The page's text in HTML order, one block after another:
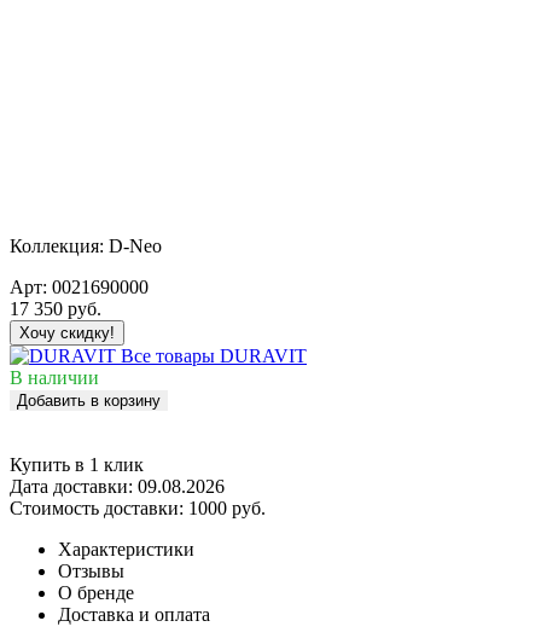
Коллекция: D-Neo
Арт: 0021690000
17 350 руб.
Хочу скидку!
Все товары DURAVIT
В наличии
Добавить в корзину
Купить в 1 клик
Дата доставки: 09.08.2026
Стоимость доставки: 1000 руб.
Характеристики
Отзывы
О бренде
Доставка и оплата